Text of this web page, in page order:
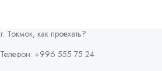
г. Токмок, как проехать?
Телефон: +996 555 75 24